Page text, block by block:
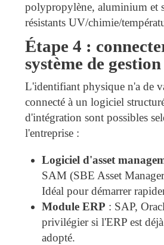
polypropylène, aluminium et
résistants UV/chimie/
Étape 4 :
système de gestion
L'identifiant physique n'a de
connecté à un logiciel
d'intégration sont possibles
l'entreprise :
Logiciel d'asset
SAM (SBE Asset
Idéal pour démarrer
Module ERP : SAP,
privilégier si l'ERP est
adopté.